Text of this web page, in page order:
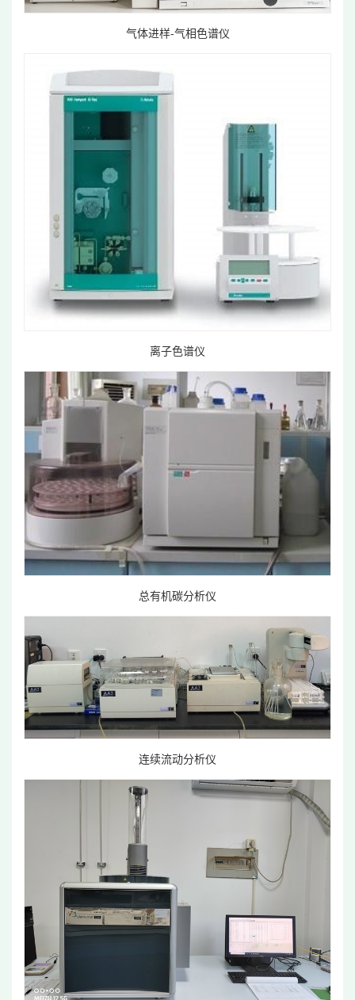
气体进样-气相色谱仪
离子色谱仪
总有机碳分析仪
连续流动分析仪